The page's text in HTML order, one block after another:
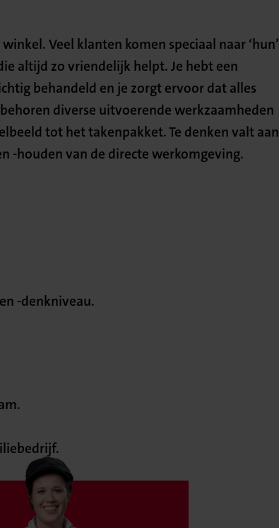
Veel klanten komen speciaal naar ‘hun’
altijd zo vriendelijk helpt. Je hebt een
behandeld en je zorgt ervoor dat alles
diverse uitvoerende werkzaamheden
tot het takenpakket. Te denken valt aan
-houden van de directe werkomgeving.
-denkniveau.